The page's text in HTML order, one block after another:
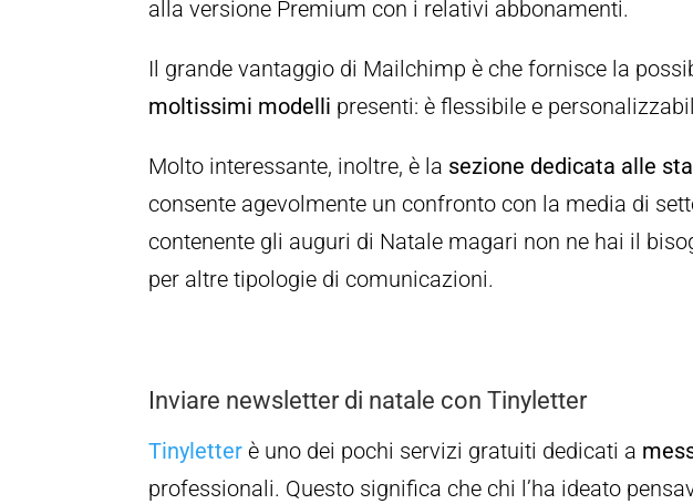
alla versione Premium con i relativi abbonamenti.
Il grande vantaggio di Mailchimp è che fornisce la
moltissimi modelli presenti: è flessibile e
Molto interessante, inoltre, è la sezione dedicata alle
consente agevolmente un confronto con la media di
contenente gli auguri di Natale magari non ne hai il
per altre tipologie di comunicazioni.
Inviare newsletter di natale con Tinyletter
Tinyletter è uno dei pochi servizi gratuiti dedicati a
professionali. Questo significa che chi l’ha ideato